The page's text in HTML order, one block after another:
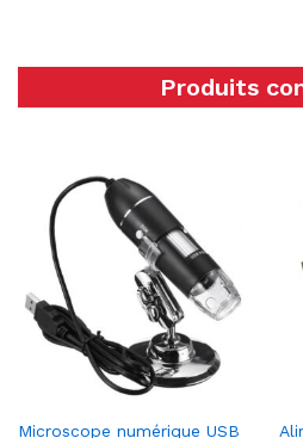
Produits
Microscope numérique USB